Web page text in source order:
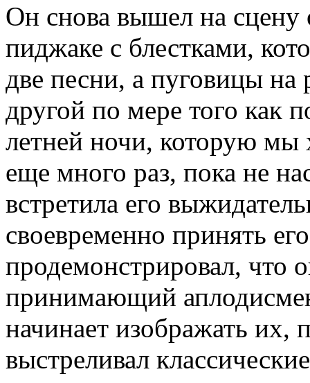
Он снова вышел на сцену
пиджаке с блестками,
две песни, а пуговицы на
другой по мере того как
летней ночи, которую мы
еще много раз, пока не
встретила его
своевременно принять
продемонстрировал, что
принимающий
начинает изображать
выстреливал